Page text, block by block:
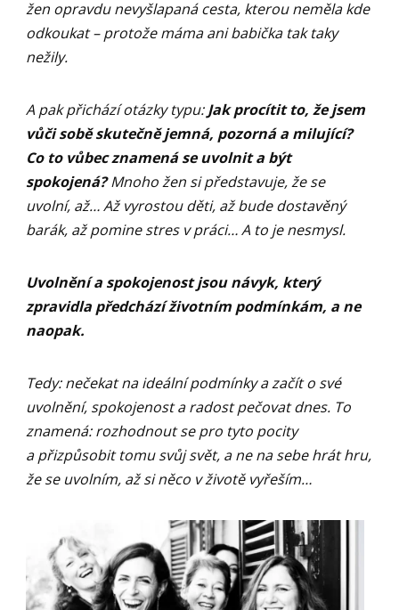
žen opravdu nevyšlapaná cesta, kterou neměla kde
odkoukat – protože máma ani babička tak taky
nežily.
A pak přichází otázky typu:Jak procítit to, že jsem
vůči sobě skutečně jemná, pozorná a milující?
Co to vůbec znamená se uvolnit a být
spokojená?Mnoho žen si představuje, že se
uvolní, až… Až vyrostou děti, až bude dostavěný
barák, až pomine stres v práci… A to je nesmysl.
Uvolnění a spokojenost jsou návyk, který
zpravidla předchází životním podmínkám, a ne
naopak.
Tedy: nečekat na ideální podmínky a začít o své
uvolnění, spokojenost a radost pečovat dnes. To
znamená: rozhodnout se pro tyto pocity
a přizpůsobit tomu svůj svět, a ne na sebe hrát hru,
že se uvolním, až si něco v životě vyřeším…